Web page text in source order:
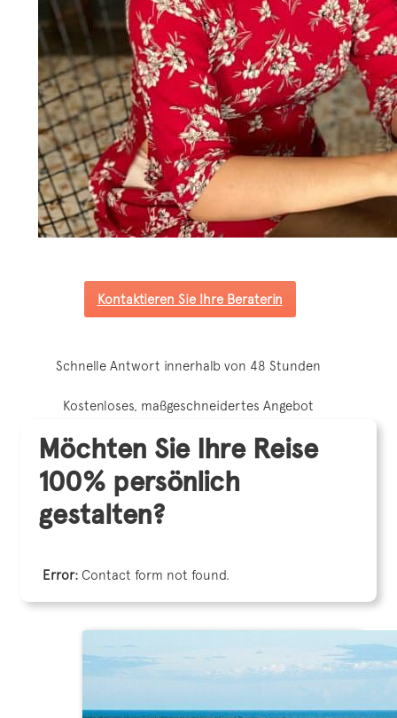
Kontaktieren Sie Ihre Beraterin
Schnelle Antwort innerhalb von 48 Stunden
Kostenloses, maßgeschneidertes Angebot
Möchten Sie Ihre Reise
100% persönlich
gestalten?
Error: Contact form not found.